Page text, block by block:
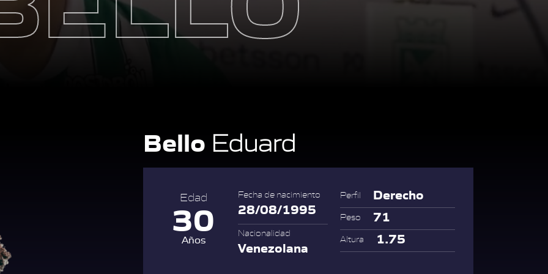
Bello Eduard
Edad
30
Años
Fecha de nacimiento
28/08/1995
Nacionalidad
Venezolana
Perfil Derecho
Peso 71
Altura 1.75